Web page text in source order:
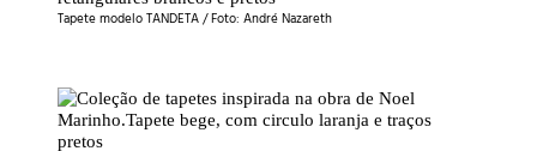
Tapete modelo TANDETA / Foto: André Nazareth